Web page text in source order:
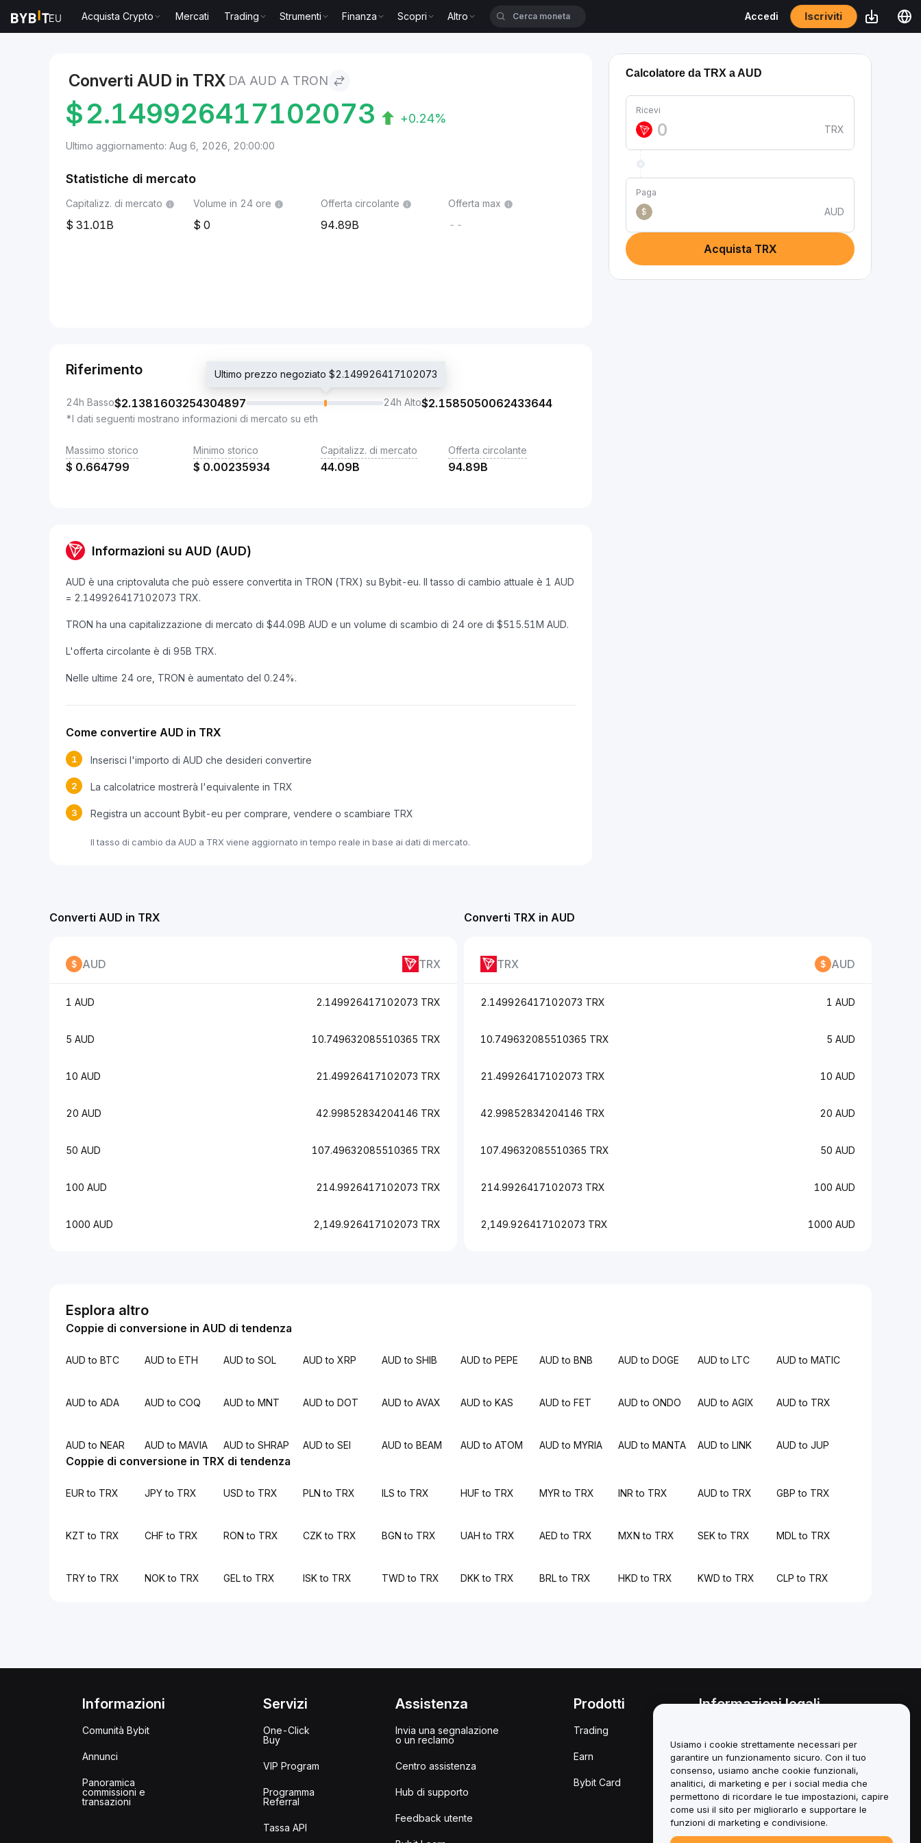
Acquista Crypto Mercati Trading Strumenti Finanza Scopri Altro Accedi Iscriviti
Converti AUD in TRX DA AUD A TRON
$2.149926417102073 +0.24%
Ultimo aggiornamento: Aug 6, 2026, 20:00:00
Statistiche di mercato
Capitalizz. di mercato
31.01B
Volume in 24 ore
0
Offerta circolante
94.89B
Offerta max
--
Riferimento
24h Basso$2.1381603254304897
Ultimo prezzo negoziato $2.149926417102073
24h Alto$2.1585050062433644
*I dati seguenti mostrano informazioni di mercato su eth
Massimo storico
$ 0.664799
Minimo storico
$ 0.00235934
Capitalizz. di mercato
44.09B
Offerta circolante
94.89B
Informazioni su AUD (AUD)
AUD è una criptovaluta che può essere convertita in TRON (TRX) su Bybit-eu. Il tasso di cambio attuale è 1 AUD
= 2.149926417102073 TRX.
TRON ha una capitalizzazione di mercato di $44.09B AUD e un volume di scambio di 24 ore di $515.51M AUD.
L'offerta circolante è di 95B TRX.
Nelle ultime 24 ore, TRON è aumentato del 0.24%.
Come convertire AUD in TRX
1 Inserisci l'importo di AUD che desideri convertire
2 La calcolatrice mostrerà l'equivalente in TRX
3 Registra un account Bybit-eu per comprare, vendere o scambiare TRX
Il tasso di cambio da AUD a TRX viene aggiornato in tempo reale in base ai dati di mercato.
Calcolatore da TRX a AUD
Ricevi
TRX
Paga
$
AUD
Acquista TRX
Converti TRX in AUD
TRX AUD
2.149926417102073 TRX 1 AUD
10.749632085510365 TRX 5 AUD
21.49926417102073 TRX 10 AUD
42.99852834204146 TRX 20 AUD
107.49632085510365 TRX 50 AUD
214.9926417102073 TRX 100 AUD
2,149.926417102073 TRX 1000 AUD
Converti AUD in TRX
AUD TRX
1 AUD 2.149926417102073 TRX
5 AUD 10.749632085510365 TRX
10 AUD 21.49926417102073 TRX
20 AUD 42.99852834204146 TRX
50 AUD 107.49632085510365 TRX
100 AUD 214.9926417102073 TRX
1000 AUD 2,149.926417102073 TRX
Esplora altro
Coppie di conversione in AUD di tendenza
AUD to BTC AUD to ETH AUD to SOL AUD to XRP AUD to SHIB AUD to PEPE AUD to BNB AUD to DOGE AUD to LTC AUD to MATIC
AUD to ADA AUD to COQ AUD to MNT AUD to DOT AUD to AVAX AUD to KAS AUD to FET AUD to ONDO AUD to AGIX AUD to TRX
AUD to NEAR AUD to MAVIA AUD to SHRAP AUD to SEI AUD to BEAM AUD to ATOM AUD to MYRIA AUD to MANTA AUD to LINK AUD to JUP
Coppie di conversione in TRX di tendenza
EUR to TRX JPY to TRX USD to TRX PLN to TRX ILS to TRX HUF to TRX MYR to TRX INR to TRX AUD to TRX GBP to TRX
KZT to TRX CHF to TRX RON to TRX CZK to TRX BGN to TRX UAH to TRX AED to TRX MXN to TRX SEK to TRX MDL to TRX
TRY to TRX NOK to TRX GEL to TRX ISK to TRX TWD to TRX DKK to TRX BRL to TRX HKD to TRX KWD to TRX CLP to TRX
Informazioni
Comunità Bybit
Annunci
Panoramica
commissioni e
transazioni
Servizi
One-Click
Buy
VIP Program
Programma
Referral
Tassa API
Assistenza
Invia una segnalazione
o un reclamo
Centro assistenza
Hub di supporto
Feedback utente
Prodotti
Trading
Earn
Bybit Card
Informazioni legali
Sintesi della *Custody and
Administration Policy*
Informazioni ESG
Libri bianchi degli asset Crypto
Usiamo i cookie strettamente necessari per
garantire un funzionamento sicuro. Con il tuo
consenso, usiamo anche cookie funzionali,
analitici, di marketing e per i social media che
permettono di ricordare le tue impostazioni, capire
come usi il sito per migliorarlo e supportare le
funzioni di marketing e condivisione.